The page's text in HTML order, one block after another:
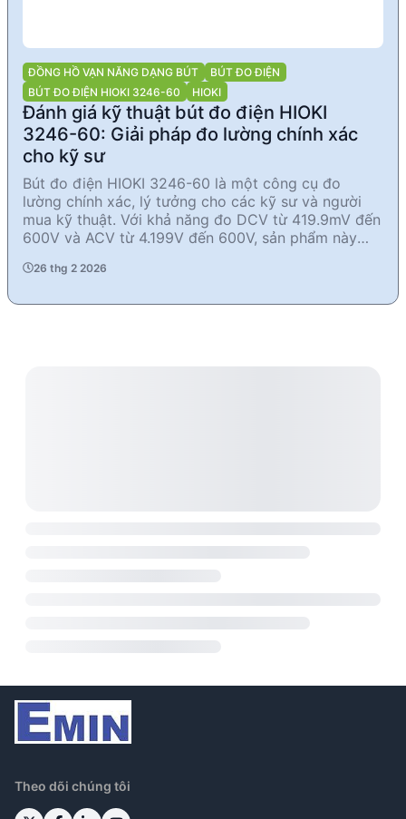
ĐỒNG HỒ VẠN NĂNG DẠNG BÚT
BÚT ĐO ĐIỆN
BÚT ĐO ĐIỆN HIOKI 3246-60
HIOKI
Đánh giá kỹ thuật bút đo điện HIOKI
3246-60: Giải pháp đo lường chính xác
cho kỹ sư
Bút đo điện HIOKI 3246-60 là một công cụ đo
lường chính xác, lý tưởng cho các kỹ sư và người
mua kỹ thuật. Với khả năng đo DCV từ 419.9mV đến
600V và ACV từ 4.199V đến 600V, sản phẩm này
nhỏ gọn, trọng lượng nhẹ và tính năng tự động tắt
cho các ứng dụng công nghiệp và kiểm tra điện tử.
26 thg 2 2026
Theo dõi chúng tôi